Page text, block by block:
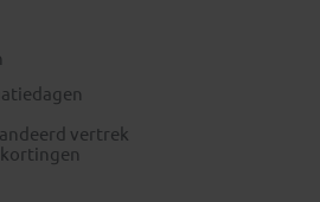
vertrek